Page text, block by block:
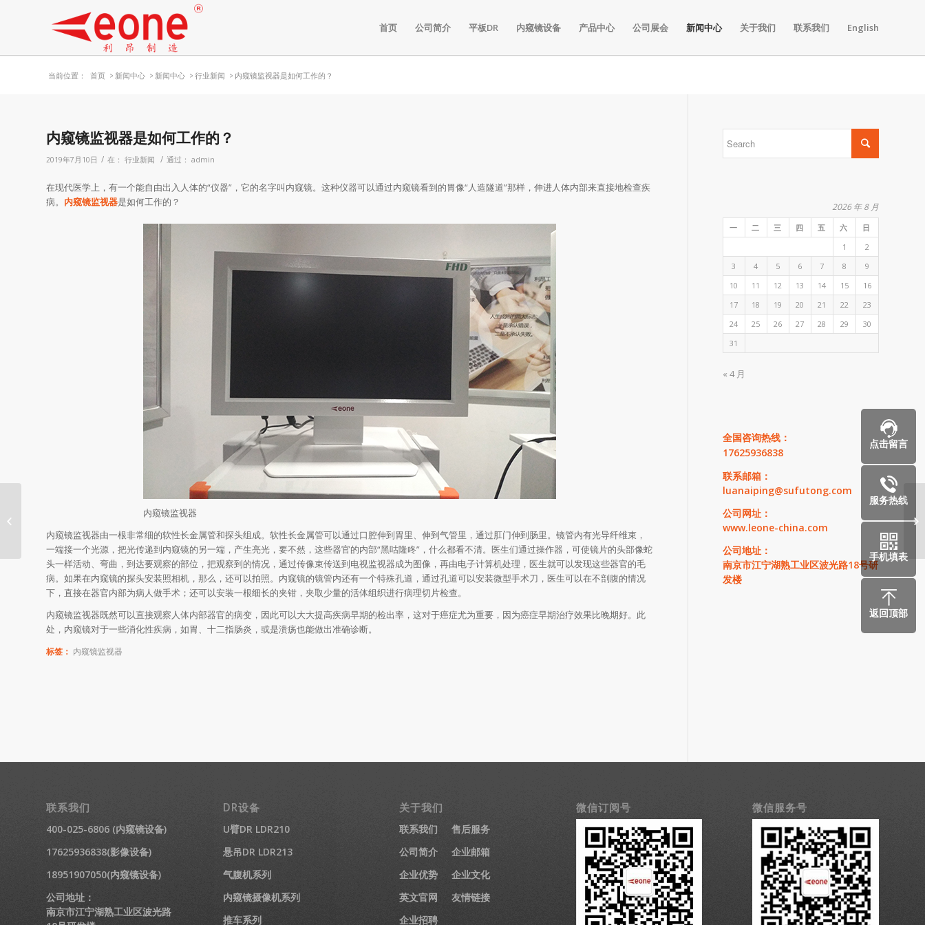
首页 公司简介 平板DR 内窥镜设备 产品中心 公司展会 新闻中心 关于我们 联系我们 English
当前位置： 首页 > 新闻中心 > 新闻中心 > 行业新闻 > 内窥镜监视器是如何工作的？
内窥镜监视器是如何工作的？
2019年7月10日 / 在： 行业新闻 / 通过： admin
在现代医学上，有一个能自由出入人体的“仪器”，它的名字叫内窥镜。这种仪器可以通过内窥镜看到的胃像“人造隧道”那样，伸进人体内部来直接地检查疾
病。 内窥镜监视器是如何工作的？
内窥镜监视器
内窥镜监视器由一根非常细的软性长金属管和探头组成。软性长金属管可以通过口腔伸到胃里、伸到气管里，通过肛门伸到肠里。镜管内有光导纤维束，
一端接一个光源，把光传递到内窥镜的另一端，产生亮光，要不然，这些器官的内部“黑咕隆咚”，什么都看不清。医生们通过操作器，可使镜片的头部像蛇
头一样活动、弯曲，到达要观察的部位，把观察到的情况，通过传像束传送到电视监视器成为图像，再由电子计算机处理，医生就可以发现这些器官的毛
病。如果在内窥镜的探头安装照相机，那么，还可以拍照。内窥镜的镜管内还有一个特殊孔道，通过孔道可以安装微型手术刀，医生可以在不剖腹的情况
下，直接在器官内部为病人做手术；还可以安装一根细长的夹钳，夹取少量的活体组织进行病理切片检查。
内窥镜监视器既然可以直接观察人体内部器官的病变，因此可以大大提高疾病早期的检出率，这对于癌症尤为重要，因为癌症早期治疗效果比晚期好。此
处，内窥镜对于一些消化性疾病，如胃、十二指肠炎，或是溃疡也能做出准确诊断。
标签： 内窥镜监视器
2026 年 8 月
一 二 三 四 五 六
日
1
2
3
4 5 6 7 8
9
10
11 12 13 14 15
16
17
18 19 20 21 22
23
24
25 26 27 28 29
30
31
« 4 月
全国咨询热线：
17625936838
联系邮箱：
luanaiping@sufutong.com
公司网址：
www.leone-china.com
公司地址：
南京市江宁湖熟工业区波光路18号研
发楼
联系我们
400-025-6806 (内窥镜设备)
17625936838(影像设备)
18951907050(内窥镜设备)
公司地址：
南京市江宁湖熟工业区波光路
DR设备
U臂DR LDR210
悬吊DR LDR213
气腹机系列
内窥镜摄像机系列
推车系列
关于我们
联系我们
售后服务
公司简介
企业邮箱
企业优势
企业文化
英文官网
友情链接
企业招聘
微信订阅号 微信服务号
内窥镜监视器的发展历程是怎样的？
点击留言
服务热线
手机填表
返回顶部